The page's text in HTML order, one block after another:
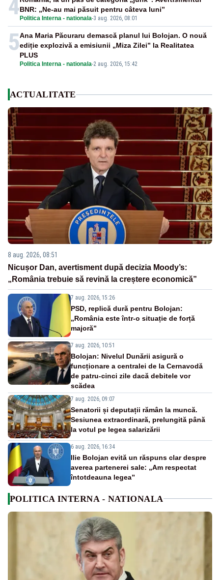
4 Politica Interna - nationala-3 aug. 2026, 08:01
BNR: „Ne-au mai păsuit pentru câteva luni”
5
Politica Interna - nationala-2 aug. 2026, 15:42
Ana Maria Păcuraru demască planul lui Bolojan. O nouă
ediție explozivă a emisiunii „Miza Zilei” la Realitatea
PLUS
ACTUALITATE
8 aug. 2026, 08:51
Nicușor Dan, avertisment după decizia Moody’s:
„România trebuie să revină la creștere economică”
7 aug. 2026, 15:26
PSD, replică dură pentru Bolojan:
„România este într-o situație de forță
majoră”
7 aug. 2026, 10:51
Bolojan: Nivelul Dunării asigură o
funcționare a centralei de la Cernavodă
de patru-cinci zile dacă debitele vor
scădea
7 aug. 2026, 09:07
Senatorii și deputații rămân la muncă.
Sesiunea extraordinară, prelungită până
la votul pe legea salarizării
6 aug. 2026, 16:34
Ilie Bolojan evită un răspuns clar despre
averea partenerei sale: „Am respectat
întotdeauna legea”
POLITICA INTERNA - NATIONALA